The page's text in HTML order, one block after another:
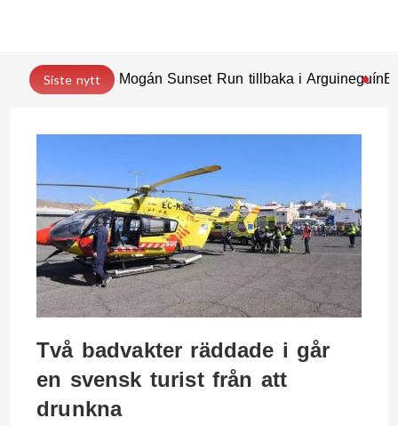
Siste nytt Mogán Sunset Run tillbaka i Arguineguín
Två badvakter räddade i går
en svensk turist från att
drunkna